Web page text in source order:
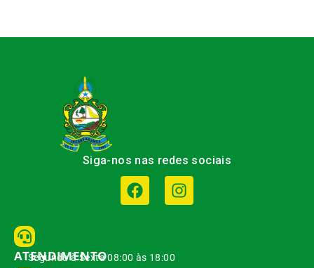
Siga-nos nas redes sociais
ATENDIMENTO
Segunda à Sexta 08:00 às 18:00